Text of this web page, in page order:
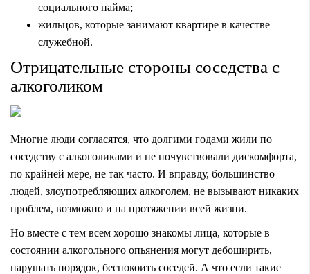
социального найма;
жильцов, которые занимают квартире в качестве
служебной.
Отрицательные стороны соседства с
алкоголиком
Многие люди согласятся, что долгими годами жили по
соседству с алкоголиками и не почувствовали дискомфорта,
по крайней мере, не так часто. И вправду, большинство
людей, злоупотребляющих алкоголем, не вызывают никаких
проблем, возможно и на протяжении всей жизни.
Но вместе с тем всем хорошо знакомы лица, которые в
состоянии алкогольного опьянения могут дебоширить,
нарушать порядок, беспокоить соседей. А что если такие